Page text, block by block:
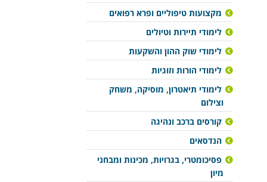
מקצועות טיפוליים ופרא רפואים
לימודי תיירות וטיולים
לימודי שוק ההון והשקעות
לימודי הורות וזוגיות
לימודי תיאטרון, מוסיקה, משחק
וצילום
קורסים ברכב ונהיגה
הנדסאים
פסיכומטרי, בגרויות, מכינות ומבחני
מיון